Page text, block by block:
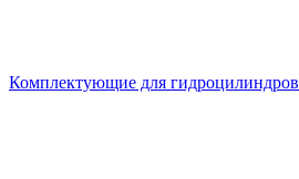
Комплектующие для гидроцилиндров